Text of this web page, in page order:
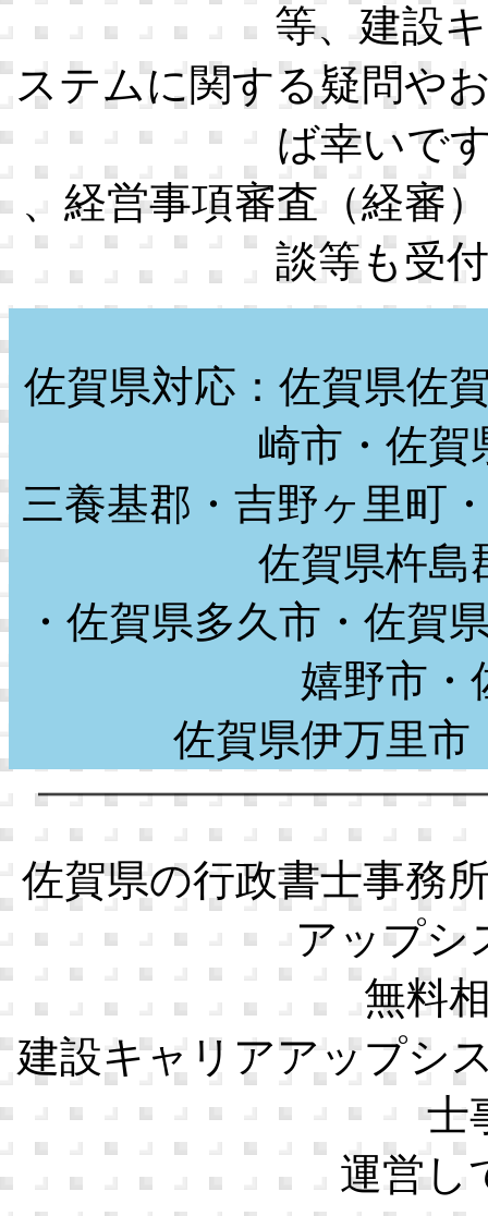
等、建設
ステムに関する疑問や
ば幸いで
、経営事項審査（経審
談等も受
佐賀県対応：佐賀県佐
崎市・佐賀
三養基郡・吉野ヶ里町
佐賀県杵島
・佐賀県多久市・佐賀
嬉野市・
佐賀県伊万里
佐賀県の行政書士事務
アップシ
無料
建設キャリアアップシ
士
運営し